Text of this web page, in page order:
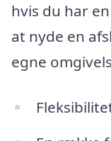
hvis du har
at nyde en
egne